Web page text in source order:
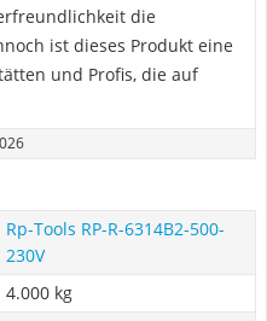
die
ist dieses Produkt eine
und Profis, die auf
Rp-Tools ‎RP-R-6314B2-500-
230V
4.000 kg